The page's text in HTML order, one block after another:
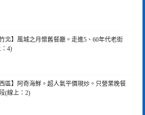
竹北】風城之月懷舊餐廳。走進5、60年代老街
4)
西區】阿奇海鮮。超人氣平價現炒。只營業晚餐
(線上：2)